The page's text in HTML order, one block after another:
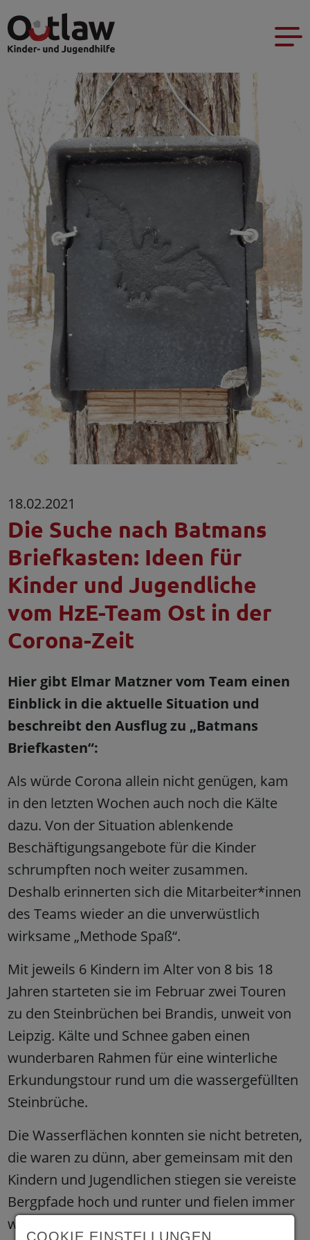
18.02.2021
Die Suche nach Batmans
Briefkasten: Ideen für
Kinder und Jugendliche
vom HzE-Team Ost in der
Corona-Zeit
Hier gibt Elmar Matzner vom Team einen
Einblick in die aktuelle Situation und
beschreibt den Ausflug zu „Batmans
Briefkasten“:
Als würde Corona allein nicht genügen, kam
in den letzten Wochen auch noch die Kälte
dazu. Von der Situation ablenkende
Beschäftigungsangebote für die Kinder
schrumpften noch weiter zusammen.
Deshalb erinnerten sich die Mitarbeiter*innen
des Teams wieder an die unverwüstlich
wirksame „Methode Spaß“.
Mit jeweils 6 Kindern im Alter von 8 bis 18
Jahren starteten sie im Februar zwei Touren
zu den Steinbrüchen bei Brandis, unweit von
Leipzig. Kälte und Schnee gaben einen
wunderbaren Rahmen für eine winterliche
Erkundungstour rund um die wassergefüllten
Steinbrüche.
Die Wasserflächen konnten sie nicht betreten,
die waren zu dünn, aber gemeinsam mit den
Kindern und Jugendlichen stiegen sie vereiste
Bergpfade hoch und runter und fielen immer
wieder fröhlich in den Schnee.
COOKIE EINSTELLUNGEN